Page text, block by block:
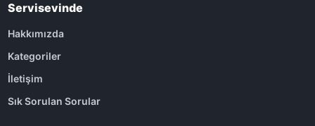
Servisevinde
Hakkımızda
Kategoriler
İletişim
Sık Sorulan Sorular